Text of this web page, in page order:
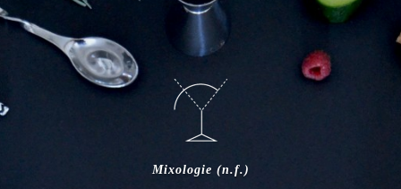
Mixologie (n.f.)